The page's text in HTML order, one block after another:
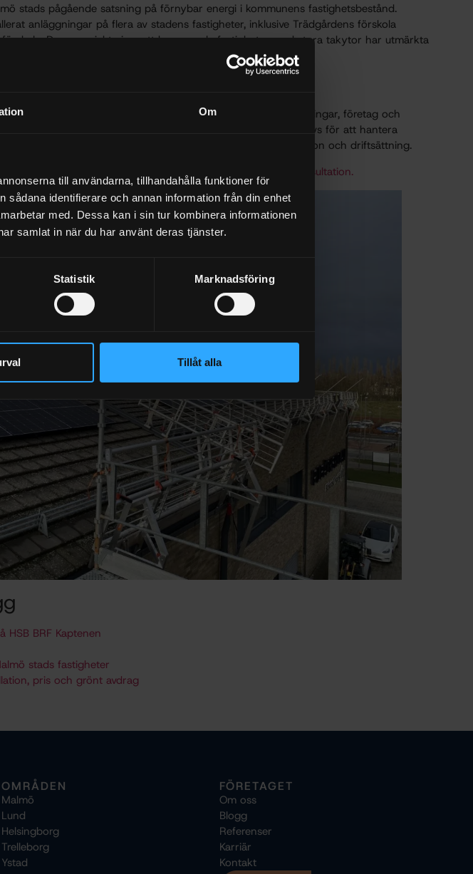
Om
till användarna, tillhandahålla funktioner för
identifierare och annan information från din enhet
med. Dessa kan i sin tur kombinera informationen
samlat in när du har använt deras tjänster.
Statistik Marknadsföring
Tillåt alla
stads pågående satsning på förnybar energi i kommunens fastighetsbestånd.
anläggningar på flera av stadens fastigheter, inklusive Trädgårdens förskola
Dessa projekt visar att kommunala fastigheter med stora takytor har utmärkta
levererat solcellslösningar till skolor, förskolor, bostadsrättsföreningar, företag och
500 genomförda installationer har vi den erfarenhet som krävs för att hantera
byggnader – från upphandling och dimensionering till installation och driftsättning.
Kontakta oss för en kostnadsfri konsultation.
HSB BRF Kaptenen
stads fastigheter
pris och grönt avdrag
OMRÅDEN
Malmö
Lund
Helsingborg
Trelleborg
Ystad
FÖRETAGET
Om oss
Blogg
Referenser
Karriär
Kontakt